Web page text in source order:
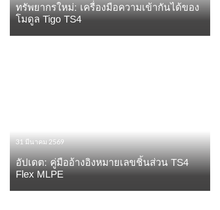
ทรัพยากรใหม่: เครื่องมือความเข้ากันได้ของ
โมดูล Tigo TS4
31 มีนาคม 2569
อัปเดต: คู่มืออ้างอิงหมายเลขชิ้นส่วน TS4
Flex MLPE